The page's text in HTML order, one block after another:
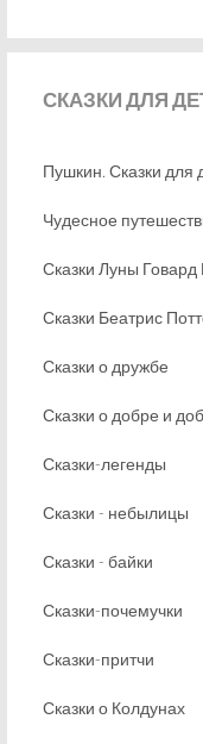
СКАЗКИДЛЯ
Пушкин. Сказки для
Чудесное
Сказки Луны
Сказки Беатрис
Сказки о дружбе
Сказки о добре и
Сказки-легенды
Сказки - небылицы
Сказки - байки
Сказки-почемучки
Сказки-притчи
Сказки о Колдунах